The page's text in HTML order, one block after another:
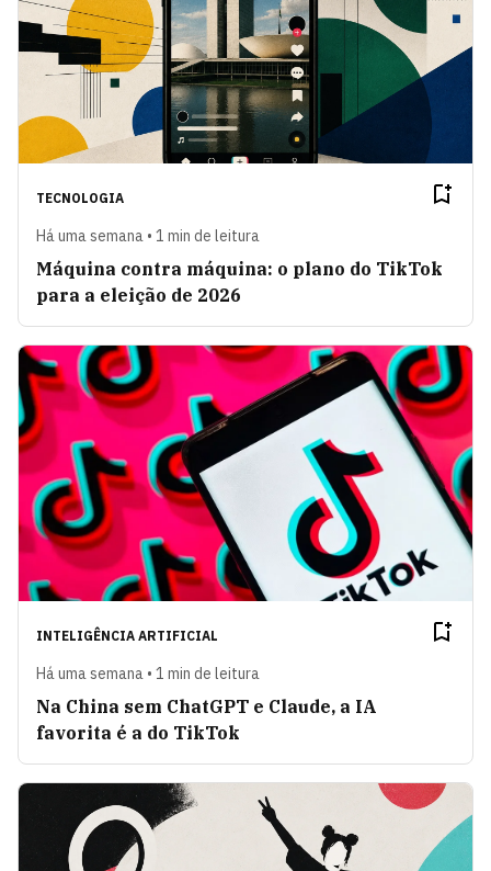
TECNOLOGIA
Há uma semana • 1 min de leitura
Máquina contra máquina: o plano do TikTok
para a eleição de 2026
INTELIGÊNCIA ARTIFICIAL
Há uma semana • 1 min de leitura
Na China sem ChatGPT e Claude, a IA
favorita é a do TikTok